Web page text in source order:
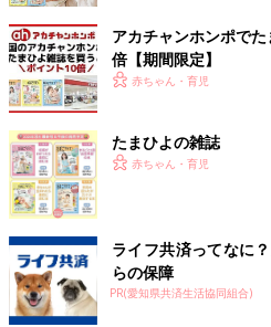
アカチャンホンポで
倍【期間限定】
赤ちゃん・育児
たまひよの雑誌
赤ちゃん・育児
ライフ共済ってなに
らの保障
PR(愛知県共済生活協同組合)